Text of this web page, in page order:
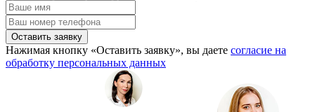
Оставить заявку
Нажимая кнопку «Оставить заявку», вы даете согласие на
обработку персональных данных